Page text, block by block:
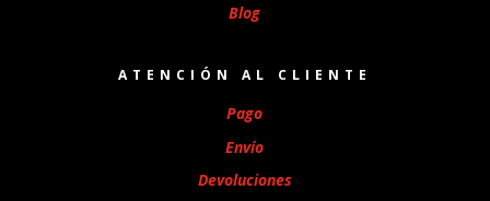
Blog
ATENCIÓN AL CLIENTE
Pago
Envío
Devoluciones